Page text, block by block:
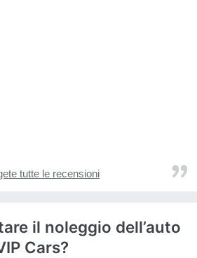
tutte le recensioni
il noleggio dell’auto
Cars?